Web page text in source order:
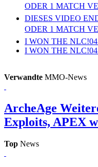
ODER 1 MATCH
DIESES VIDEO
ODER 1 MATCH
I WON THE NLC!
I WON THE NLC!
Verwandte MMO-News
ArcheAge
Exploits, APEX
Top News